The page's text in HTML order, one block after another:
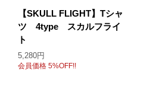
【SKULL FLIGHT】Tシャ
ツ 4type スカルフライ
ト
5,280円
会員価格 5%OFF!!